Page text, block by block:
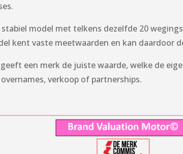
stabiel model met telkens dezelfde 20
kent vaste meetwaarden en kan daardoor
een merk de juiste waarde, welke de
verkoop of partnerships.